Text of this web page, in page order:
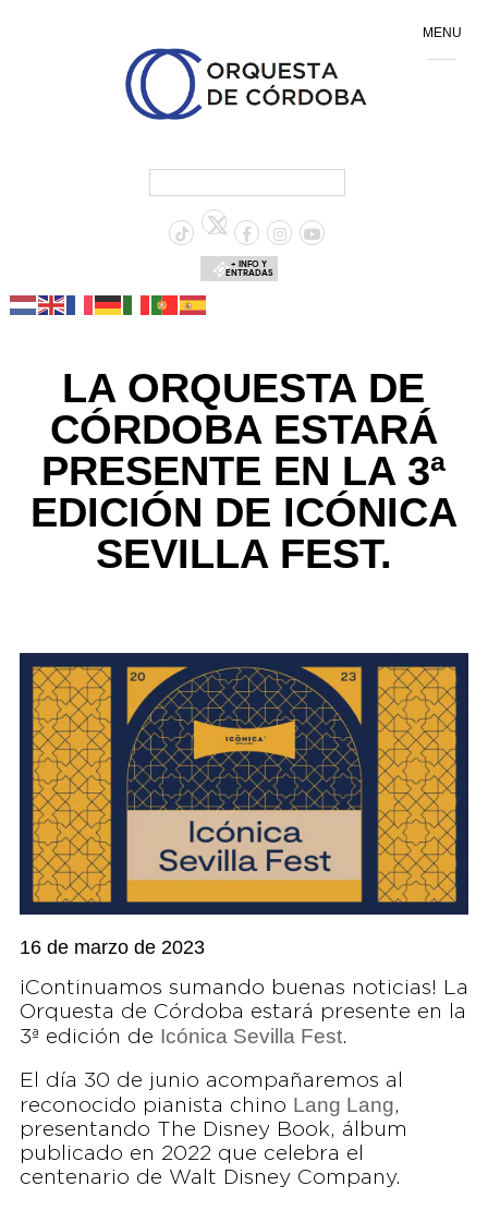
+ INFO Y
ENTRADAS
LA ORQUESTA DE
CÓRDOBA ESTARÁ
PRESENTE EN LA 3ª
EDICIÓN DE ICÓNICA
SEVILLA FEST.
16 de marzo de 2023
¡Continuamos sumando buenas noticias! La
Orquesta de Córdoba estará presente en la
3ª edición de Icónica Sevilla Fest.
El día 30 de junio acompañaremos al
reconocido pianista chino Lang Lang,
presentando The Disney Book, álbum
publicado en 2022 que celebra el
centenario de Walt Disney Company.
MENU